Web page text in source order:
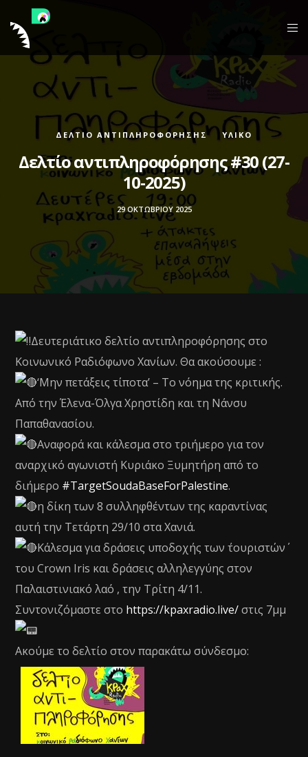
ΔΕΛΤΊΟ ΑΝΤΙΠΛΗΡΟΦΌΡΗΣΗΣ ΥΛΙΚΌ
Δελτίο αντιπληροφόρησης #30 (27-
10-2025)
29 ΟΚΤΩΒΡΊΟΥ 2025
Δευτεριάτικο δελτίο αντιπληροφόρησης στο
Κοινωνικό Ραδιόφωνο Χανίων. Θα ακούσουμε :
‘Mην πετάξεις τίποτα’ – Το νόημα της κριτικής.
Από την Έλενα-Όλγα Χρηστίδη και τη Νάνσυ
Παπαθανασίου.
Αναφορά και κάλεσμα στο τριήμερο για τον
αναρχικό αγωνιστή Κυριάκο Ξυμητήρη από το
διήμερο #TargetSoudaBaseForPalestine.
η δίκη των 8 συλληφθέντων της καραντίνας
αυτή την Τετάρτη 29/10 στα Χανιά.
Κάλεσμα για δράσεις υποδοχής των ΄τουριστών΄
του Crown Iris και δράσεις αλληλεγγύης στον
Παλαιστινιακό λαό , την Τρίτη 4/11.
Συντονιζόμαστε στο https://kpaxradio.live/στις 7μμ
Ακούμε το δελτίο στον παρακάτω σύνδεσμο: